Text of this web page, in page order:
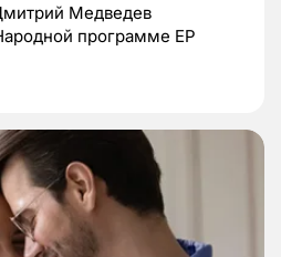
Медведев
программе ЕР